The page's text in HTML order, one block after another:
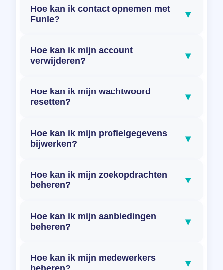
Hoe kan ik contact opnemen met
Funle?
▾
Hoe kan ik mijn account
verwijderen?
▾
Hoe kan ik mijn wachtwoord
resetten?
▾
Hoe kan ik mijn profielgegevens
bijwerken?
▾
Hoe kan ik mijn zoekopdrachten
beheren?
▾
Hoe kan ik mijn aanbiedingen
beheren?
▾
Hoe kan ik mijn medewerkers
beheren?
▾